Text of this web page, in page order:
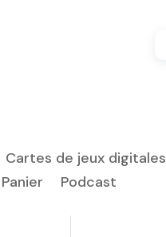
Cartes de jeux digitales
Panier
Podcast